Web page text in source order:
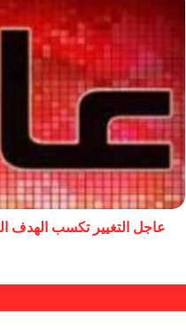
عاجل التغيير تكسب الهدف